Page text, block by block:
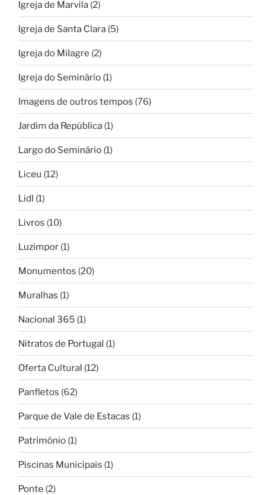
Igreja de Marvila (2)
Igreja de Santa Clara (5)
Igreja do Milagre (2)
Igreja do Seminário (1)
Imagens de outros tempos (76)
Jardim da República (1)
Largo do Seminário (1)
Liceu (12)
Lidl (1)
Livros (10)
Luzimpor (1)
Monumentos (20)
Muralhas (1)
Nacional 365 (1)
Nitratos de Portugal (1)
Oferta Cultural (12)
Panfletos (62)
Parque de Vale de Estacas (1)
Património (1)
Piscinas Municipais (1)
Ponte (2)